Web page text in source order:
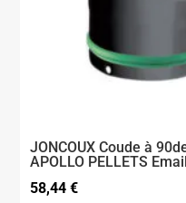
JONCOUX Coude à
APOLLO PELLETS
58,44€